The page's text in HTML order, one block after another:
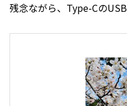
残念ながら、Type-Cの